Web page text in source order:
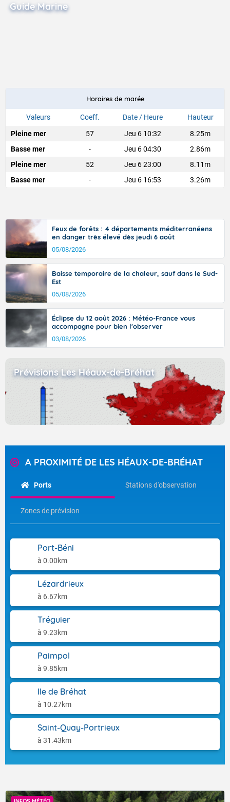
Guide Marine
Horaires de marée
Valeurs Coeff. Date / Heure
Hauteur
Pleine mer
57 Jeu 6 10:32
8.25m
Basse mer
- Jeu 6 04:30
2.86m
Pleine mer
52 Jeu 6 23:00
8.11m
Basse mer
- Jeu 6 16:53 3.26m
Feux de forêts : 4 départements méditerranéens
en danger très élevé dès jeudi 6 août
05/08/2026
Baisse temporaire de la chaleur, sauf dans le Sud-
Est
05/08/2026
Éclipse du 12 août 2026 : Météo-France vous
accompagne pour bien l'observer
03/08/2026
Prévisions Les Héaux-de-Bréhat
A PROXIMITÉ DE LES HÉAUX-DE-BRÉHAT
Ports Stations d'observation
Zones de prévision
Port-Béni
à 0.00km
Lézardrieux
à 6.67km
Tréguier
à 9.23km
Paimpol
à 9.85km
Ile de Bréhat
à 10.27km
Saint-Quay-Portrieux
à 31.43km